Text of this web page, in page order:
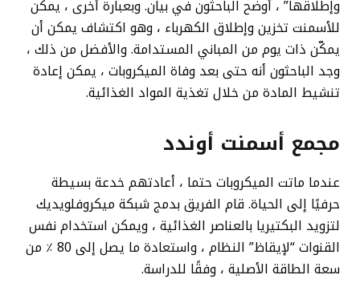
وإطلاقها” ، أوضح الباحثون في بيان. وبعبارة أخرى ، يمكن
للأسمنت تخزين وإطلاق الكهرباء ، وهو اكتشاف يمكن أن
يمكّن ذات يوم من المباني المستدامة. والأفضل من ذلك ،
وجد الباحثون أنه حتى بعد وفاة الميكروبات ، يمكن إعادة
تنشيط المادة من خلال تغذية المواد الغذائية.
مجمع أسمنت أوندد
عندما ماتت الميكروبات حتما ، أعادتهم خدعة بسيطة
حرفيًا إلى الحياة. قام الفريق بدمج شبكة ميكروفلويديك
لتزويد البكتيريا بالعناصر الغذائية ، ويمكن استخدام نفس
القنوات “لإيقاظ” النظام ، واستعادة ما يصل إلى 80 ٪ من
سعة الطاقة الأصلية ، وفقًا للدراسة.